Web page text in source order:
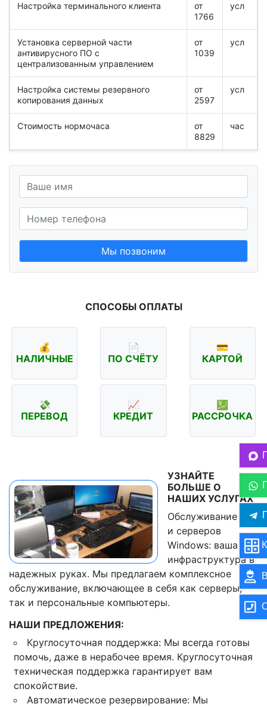
Настройка терминального клиента
от
1766
усл
Установка серверной части
антивирусного ПО с
централизованным управлением
от
1039
усл
Настройка системы резервного
копирования данных
от
2597
усл
Стоимость нормочаса
от
8829
час
Мы позвоним
СПОСОБЫ ОПЛАТЫ
💰
НАЛИЧНЫЕ
📄
ПО СЧЁТУ
💳
КАРТОЙ
💸
ПЕРЕВОД
📈
КРЕДИТ
💹
РАССРОЧКА
УЗНАЙТЕ
БОЛЬШЕ О
НАШИХ УСЛУГАХ
Обслуживание ПК
и серверов
Windows: ваша
инфраструктура в
надежных руках. Мы предлагаем комплексное
обслуживание, включающее в себя как серверы,
так и персональные компьютеры.
НАШИ ПРЕДЛОЖЕНИЯ:
Круглосуточная поддержка: Мы всегда готовы
помочь, даже в нерабочее время. Круглосуточная
техническая поддержка гарантирует вам
спокойствие.
Автоматическое резервирование: Мы